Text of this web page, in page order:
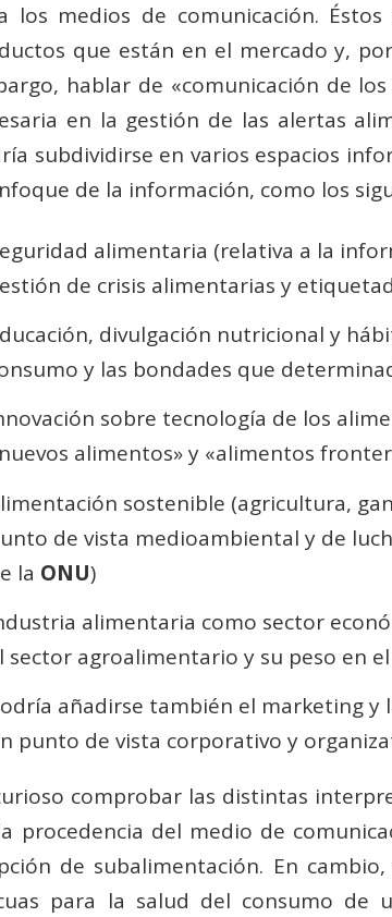
los medios de comunicación.
que están en el mercado y,
hablar de «comunicación de
en la gestión de las alertas
subdividirse en varios espacios
de la información, como los
alimentaria (relativa a la
de crisis alimentarias y
divulgación nutricional y
y las bondades que
sobre tecnología de los
alimentos» y «alimentos
sostenible (agricultura,
de vista medioambiental y de
la ONU)
alimentaria como sector
sector agroalimentario y su peso en
añadirse también el marketing
punto de vista corporativo y
comprobar las distintas
procedencia del medio de
de subalimentación. En
para la salud del consumo de